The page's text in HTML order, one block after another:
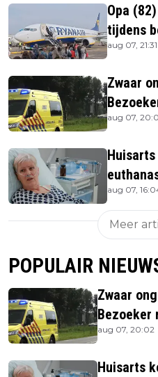
Opa
tijdens
aug 07, 21:31
Zwaar
kwijt
aug 07,
ze is
aug 07,
Meer
POPULAIR
Zwaar
Bezoeker
aug 07, 20:02
Huisarts